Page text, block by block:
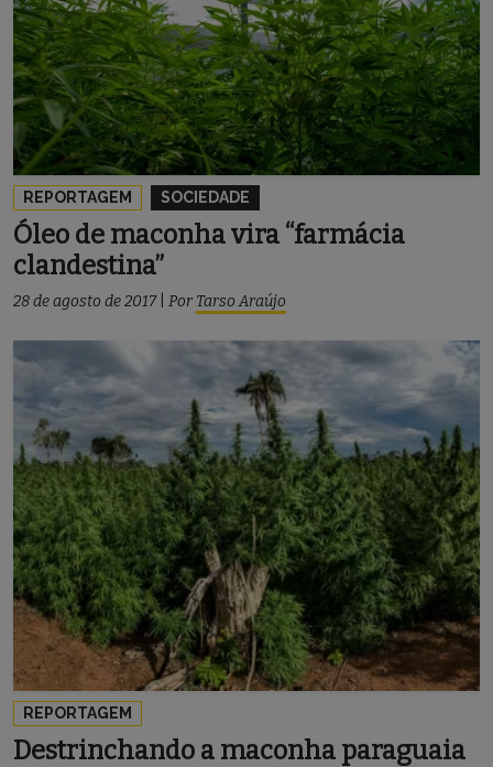
REPORTAGEM SOCIEDADE
Óleo de maconha vira “farmácia
clandestina”
28 de agosto de 2017 Por Tarso Araújo
REPORTAGEM
Destrinchando a maconha paraguaia